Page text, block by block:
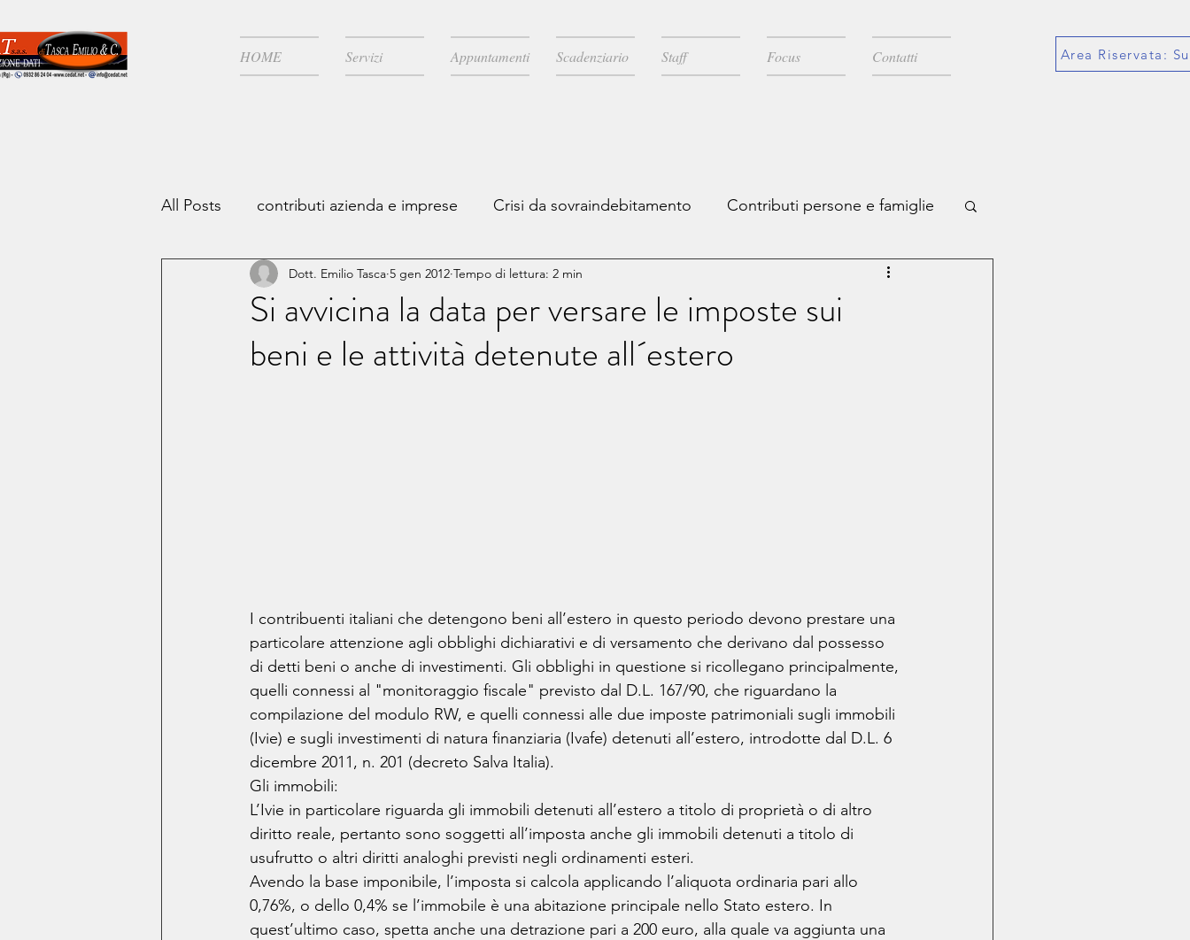
HOME Servizi Appuntamenti Scadenziario Staff Focus Contatti Area Riservata:
All Posts contributi azienda e imprese Crisi da sovraindebitamento Contributi persone e famiglie
zone covid Risparmio fiscale Novità legislative
Continuità aziendale IVA
Si avvicina la data per versare le imposte sui
beni e le attività detenute all´estero
Dott. Emilio Tasca 5 gen 2012 Tempo di lettura: 2 min
I contribuenti italiani che detengono beni all’estero in questo periodo devono prestare una
particolare attenzione agli obblighi dichiarativi e di versamento che derivano dal possesso
di detti beni o anche di investimenti. Gli obblighi in questione si ricollegano principalmente,
quelli connessi al "monitoraggio fiscale" previsto dal D.L. 167/90, che riguardano la
compilazione del modulo RW, e quelli connessi alle due imposte patrimoniali sugli immobili
(Ivie) e sugli investimenti di natura finanziaria (Ivafe) detenuti all’estero, introdotte dal D.L. 6
dicembre 2011, n. 201 (decreto Salva Italia).
Gli immobili:
L’Ivie in particolare riguarda gli immobili detenuti all’estero a titolo di proprietà o di altro
diritto reale, pertanto sono soggetti all’imposta anche gli immobili detenuti a titolo di
usufrutto o altri diritti analoghi previsti negli ordinamenti esteri.
Avendo la base imponibile, l’imposta si calcola applicando l’aliquota ordinaria pari allo
0,76%, o dello 0,4% se l’immobile è una abitazione principale nello Stato estero. In
quest’ultimo caso, spetta anche una detrazione pari a 200 euro, alla quale va aggiunta una